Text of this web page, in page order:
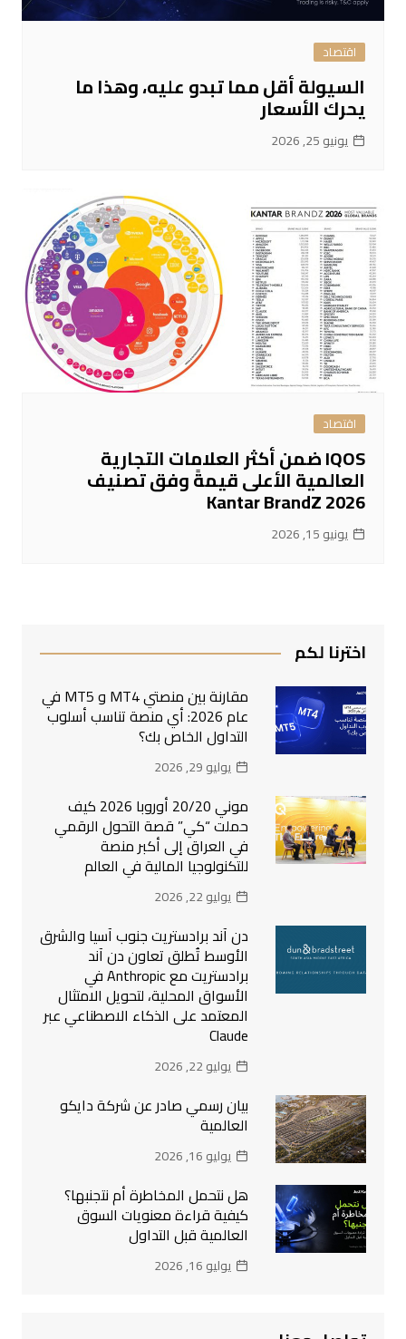
اقتصاد
السيولة أقل مما تبدو عليه، وهذا ما
يحرك الأسعار
يونيو 25, 2026
اقتصاد
IQOS ضمن أكثر العلامات التجارية
العالمية الأعلى قيمةً وفق تصنيف
Kantar BrandZ 2026
يونيو 15, 2026
اخترنا لكم
مقارنة بين منصتي MT4 و MT5 في
عام 2026: أي منصة تناسب أسلوب
التداول الخاص بك؟
يوليو 29, 2026
موني 20/20 أوروبا 2026 كيف
حملت “كي” قصة التحول الرقمي
في العراق إلى أكبر منصة
للتكنولوجيا المالية في العالم
يوليو 22, 2026
دن آند برادستريت جنوب آسيا والشرق
الأوسط تُطلق تعاون دن آند
برادستريت مع Anthropic في
الأسواق المحلية، لتحويل الامتثال
المعتمد على الذكاء الاصطناعي عبر
Claude
يوليو 22, 2026
بيان رسمي صادر عن شركة دايكو
العالمية
يوليو 16, 2026
هل نتحمل المخاطرة أم نتجنبها؟
كيفية قراءة معنويات السوق
العالمية قبل التداول
يوليو 16, 2026